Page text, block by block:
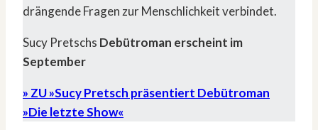
drängende Fragen zur Menschlichkeit verbindet.
Sucy Pretschs Debütroman erscheint im
September
» ZU »Sucy Pretsch präsentiert Debütroman
»Die letzte Show«